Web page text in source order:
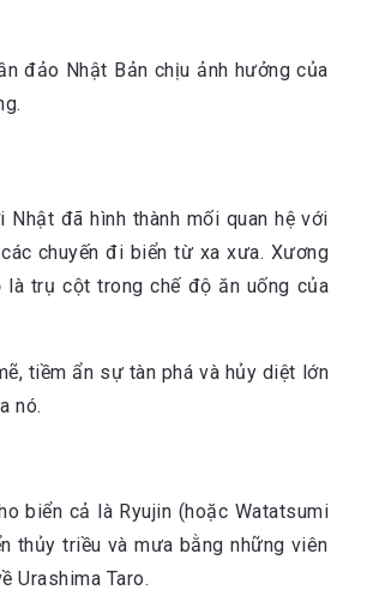
đảo Nhật Bản chịu ảnh hưởng của
đã hình thành mối quan hệ với
chuyến đi biển từ xa xưa. Xương
trụ cột trong chế độ ăn uống của
tiềm ẩn sự tàn phá và hủy diệt lớn
nó.
biển cả là Ryujin (hoặc Watatsumi
thủy triều và mưa bằng những viên
Urashima Taro.